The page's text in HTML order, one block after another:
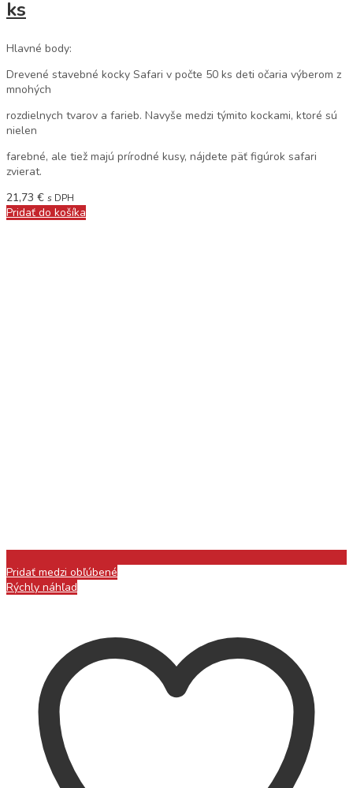
ks
Hlavné body:
Drevené stavebné kocky Safari v počte 50 ks deti očaria výberom z
mnohých
rozdielnych tvarov a farieb. Navyše medzi týmito kockami, ktoré sú
nielen
farebné, ale tiež majú prírodné kusy, nájdete päť figúrok safari
zvierat.
21,73 € s DPH
Pridať do košíka
Pridať medzi obľúbené
Rýchly náhľad